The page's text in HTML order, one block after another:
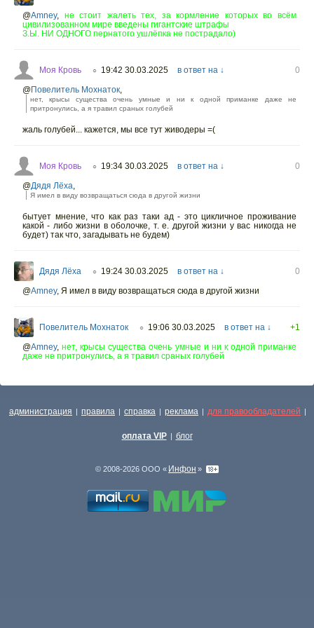
@Amney,
не стоит жалеть тех, за кормление которых во всём
цивилизованном мире введены гигантские штрафы
З.Ы. НИ ОДНОГО пернатого ушлёпка не пострадало)
Моя Кровь ○ 19:42 30.03.2025 в ответ на ↓
0
@Повелитель Мохнаток
нет, крысы существа очень умные и ни к одной приманке даже не
притронулись, а я травил сраных голубей
жаль голубей... кажется, мы все тут живодеры =(
Моя Кровь ○ 19:34 30.03.2025 в ответ на ↓
0
@Дядя Лёха
Я имел в виду возвращаться сюда в другой жизни
бытует мнение, что как раз таки ад - это цикличное проживание
какой - либо жизни в оболочке, т. е. другой жизни у вас никогда не
будет) так что, загадывать не будем)
Дядя Лёха ○ 19:24 30.03.2025 в ответ на ↓
0
@Amney, Я имел в виду возвращаться сюда в другой жизни
Повелитель Мохнаток ○ 19:06 30.03.2025 в ответ на ↓
+1
@Amney, нет, крысы существа очень умные и ни к одной приманке
даже не притронулись, а я травил сраных голубей
администрация | правила | справка | реклама | для правообладателей |
оплата VIP | блог
© 2008-2026 ООО « Инфон »